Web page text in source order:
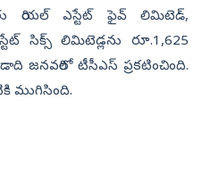
రియల్ ఎస్టేట్ ఫైవ్ లిమిటెడ్,
సిక్స్ లిమిటెడ్లను రూ.1,625
జనవరిలో టీసీఎస్ ప్రకటించింది.
ముగిసింది.